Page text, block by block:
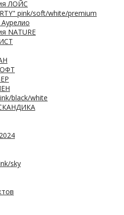
ЛОЙС
pink/soft/white/premium
NATURE
black/white
sky